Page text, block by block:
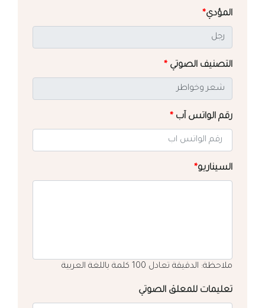
المؤدي*
التصنيف الصوتي *
رقم الواتس آب *
السيناريو*
ملاحظة: الدقيقة تعادل 100 كلمة باللغة العربية
تعليمات للمعلق الصوتي